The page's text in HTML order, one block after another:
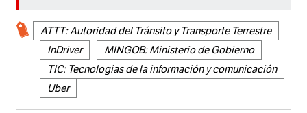
ATTT: Autoridad del Tránsito y Transporte Terrestre
InDriver
MINGOB: Ministerio de Gobierno
TIC: Tecnologías de la información y comunicación
Uber